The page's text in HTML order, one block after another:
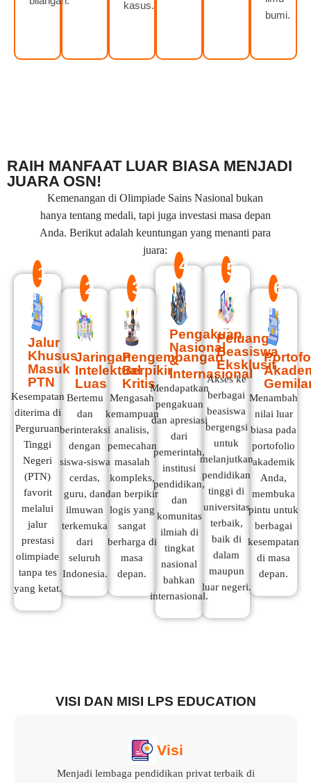
kasus.
bumi.
RAIH MANFAAT LUAR BIASA MENJADI
JUARA OSN!
Kemenangan di Olimpiade Sains Nasional bukan
hanya tentang medali, tapi juga investasi masa depan
Anda. Berikut adalah keuntungan yang menanti para
juara:
1
Jalur
Khusus
Masuk
PTN
Kesempatan
diterima di
Perguruan
Tinggi
Negeri
(PTN)
favorit
melalui
jalur
prestasi
olimpiade
tanpa tes
yang ketat.
2
Jaringan
Intelektual
Luas
Bertemu
dan
berinteraksi
dengan
siswa-siswa
cerdas,
guru, dan
ilmuwan
terkemuka
dari
seluruh
Indonesia.
3
Pengembangan
Berpikir
Kritis
Mengasah
kemampuan
analisis,
pemecahan
masalah
kompleks,
dan berpikir
logis yang
sangat
berharga di
masa
depan.
4
Pengakuan
Nasional
&
Internasional
Mendapatkan
pengakuan
dan apresiasi
dari
pemerintah,
institusi
pendidikan,
dan
komunitas
ilmiah di
tingkat
nasional
bahkan
internasional.
5
Peluang
Beasiswa
Eksklusif
Akses ke
berbagai
beasiswa
bergengsi
untuk
melanjutkan
pendidikan
tinggi di
universitas
terbaik,
baik di
dalam
maupun
luar negeri.
6
Menambah
nilai luar
biasa pada
portofolio
akademik
Anda,
membuka
pintu untuk
berbagai
kesempatan
di masa
depan.
VISI DAN MISI LPS EDUCATION
Visi
Menjadi lembaga pendidikan privat terbaik di